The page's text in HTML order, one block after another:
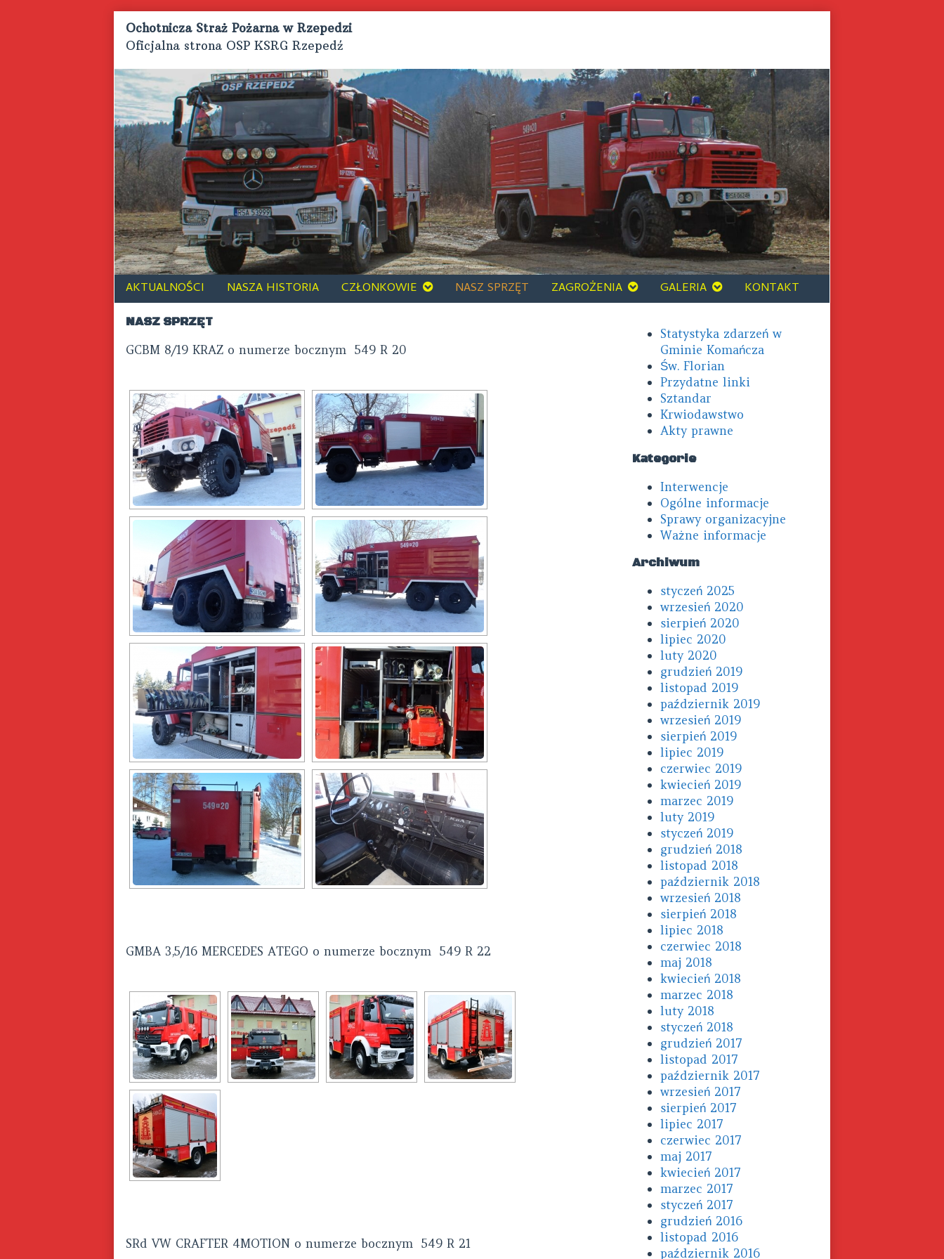
Ochotnicza Straż Pożarna w Rzepedzi
Oficjalna strona OSP KSRG Rzepedź
AKTUALNOŚCI NASZA HISTORIA CZŁONKOWIE NASZ SPRZĘT ZAGROŻENIA GALERIA KONTAKT
NASZ SPRZĘT
GCBM 8/19 KRAZ o numerze bocznym 549 R 20
GMBA 3,5/16 MERCEDES ATEGO o numerze bocznym 549 R 22
SRd VW CRAFTER 4MOTION o numerze bocznym 549 R 21
SidebarStatystyka zdarzeń w
Gminie Komańcza
Św. Florian
Przydatne linki
Sztandar
Krwiodawstwo
Akty prawne
Kategorie
Interwencje
Ogólne informacje
Sprawy organizacyjne
Ważne informacje
Archiwum
styczeń 2025
wrzesień 2020
sierpień 2020
lipiec 2020
luty 2020
grudzień 2019
listopad 2019
październik 2019
wrzesień 2019
sierpień 2019
lipiec 2019
czerwiec 2019
kwiecień 2019
marzec 2019
luty 2019
styczeń 2019
grudzień 2018
listopad 2018
październik 2018
wrzesień 2018
sierpień 2018
lipiec 2018
czerwiec 2018
maj 2018
kwiecień 2018
marzec 2018
luty 2018
styczeń 2018
grudzień 2017
listopad 2017
październik 2017
wrzesień 2017
sierpień 2017
lipiec 2017
czerwiec 2017
maj 2017
kwiecień 2017
marzec 2017
styczeń 2017
grudzień 2016
listopad 2016
październik 2016